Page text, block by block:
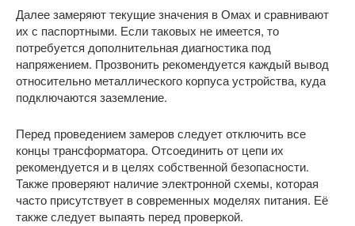
Далее замеряют текущие значения в Омах и сравнивают
их с паспортными. Если таковых не имеется, то
потребуется дополнительная диагностика под
напряжением. Прозвонить рекомендуется каждый вывод
относительно металлического корпуса устройства, куда
подключаются заземление.
Перед проведением замеров следует отключить все
концы трансформатора. Отсоединить от цепи их
рекомендуется и в целях собственной безопасности.
Также проверяют наличие электронной схемы, которая
часто присутствует в современных моделях питания. Её
также следует выпаять перед проверкой.